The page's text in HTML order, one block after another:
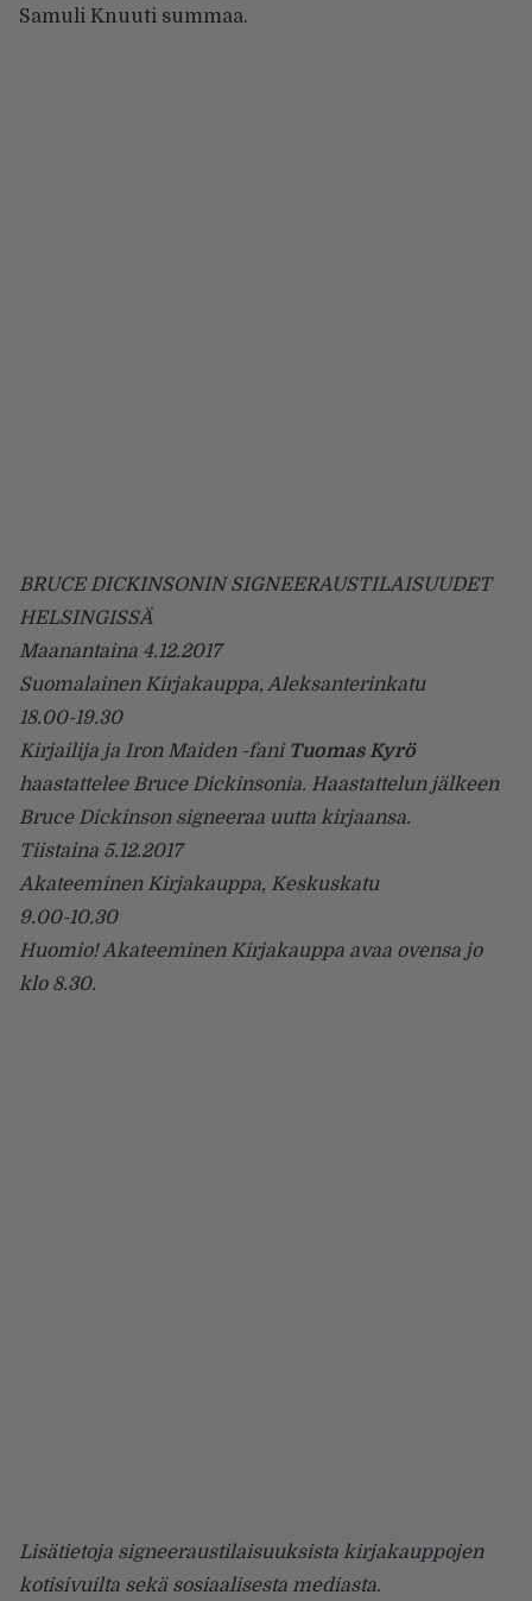
Samuli Knuuti summaa.
BRUCE DICKINSONIN SIGNEERAUSTILAISUUDET
HELSINGISSÄ
Maanantaina 4.12.2017
Suomalainen Kirjakauppa, Aleksanterinkatu
18.00-19.30
Kirjailija ja Iron Maiden -fani Tuomas Kyrö
haastattelee Bruce Dickinsonia. Haastattelun jälkeen
Bruce Dickinson signeeraa uutta kirjaansa.
Tiistaina 5.12.2017
Akateeminen Kirjakauppa, Keskuskatu
9.00-10.30
Huomio! Akateeminen Kirjakauppa avaa ovensa jo
klo 8.30.
Lisätietoja signeeraustilaisuuksista kirjakauppojen
kotisivuilta sekä sosiaalisesta mediasta.